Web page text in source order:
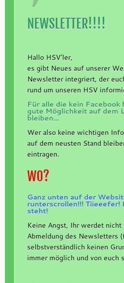
NEWSLETTER!!!!
Hallo HSV’ler,
es gibt Neues auf unserer
Newsletter integriert, der
rund um unseren HSV
Für alle die kein Facebook
gute Möglichkeit auf dem
bleiben…
Wer also keine wichtigen
auf dem neusten Stand
eintragen.
WO?
Ganz unten auf der
runterscrollen!!! Tiieeefer!
steht!
Keine Angst, Ihr werdet nicht
Abmeldung des Newsletters
selbstverständlich keinen
immer möglich und von euch